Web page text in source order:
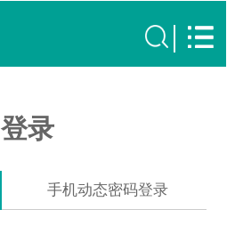
登录
手机动态密码登录